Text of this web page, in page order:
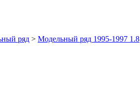
ряд > Модельный ряд 1995-1997 1.8